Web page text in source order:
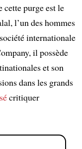
cette purge est le
l’un des hommes
internationale
il possède
et son
dans les grands
critiquer